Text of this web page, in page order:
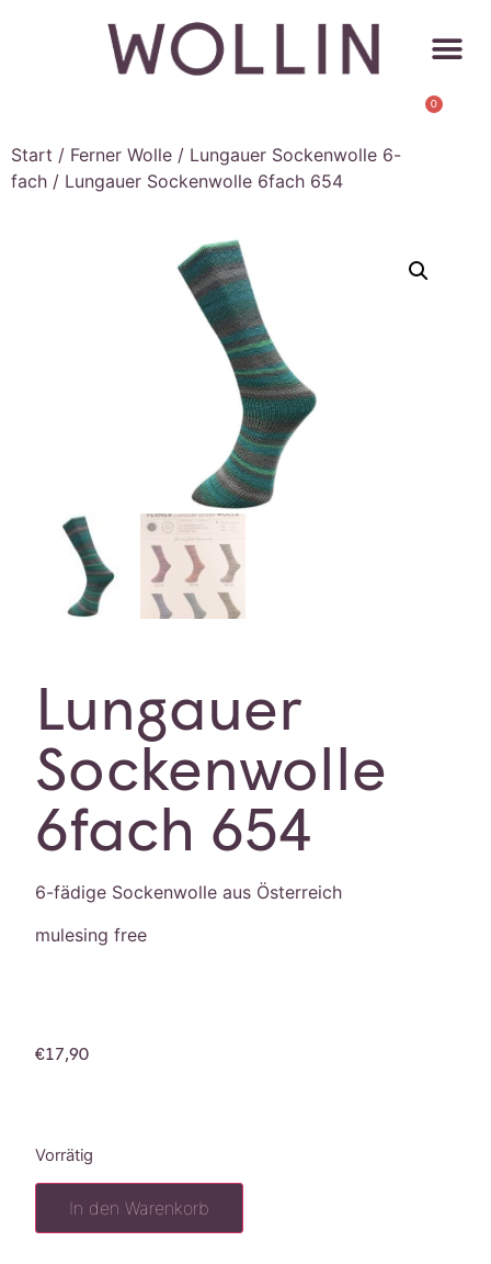
0
Start / Ferner Wolle / Lungauer Sockenwolle 6-
fach / Lungauer Sockenwolle 6fach 654
Lungauer
Sockenwolle
6fach 654
6-fädige Sockenwolle aus Österreich
mulesing free
€17,90
Vorrätig
In den Warenkorb